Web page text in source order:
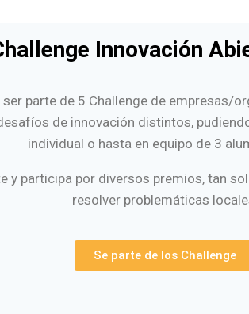
Innovación
ser parte de 5 Challenge de empresas/
de innovación distintos,
individual o hasta en equipo de 3
y participa por diversos premios, tan
resolver problemáticas
Se parte de los Challenge